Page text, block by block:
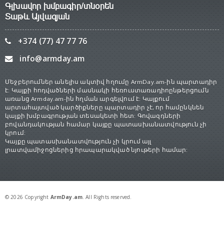
Գլխավոր խմբագիր/տնօրեն
Տաթև Այվազյան
+374 (77) 47 77 76
info@armday.am
Մեջբերումներ անելիս ակտիվ հղումը ArmDay.am-ին պարտադիր
է: Կայքի հոդվածների մասնակի հեռուստառադիոընթերցումն
առանց Armday.am-ին հղման արգելվում է: Կայքում
արտահայտված կարծիքները պարտադիր չէ, որ համընկնեն
կայքի խմբագրության տեսակետի հետ: Գովազդների
բովանդակության համար կայքը պատասխանատվություն չի
կրում:
Կայքը պատասխանատվություն չի կրում այլ
լրատվամիջոցներից հրապարակված նյութերի համար:
© 2026 Copyright ArmDay.am . All Rights reserved.